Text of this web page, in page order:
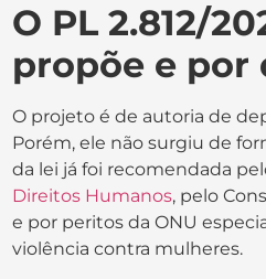
O PL 2.812/
propõe e por
O projeto é de autoria de
Porém, ele não surgiu de
da lei já foi recomendada
Direitos Humanos, pelo
e por peritos da ONU
violência contra mulheres.